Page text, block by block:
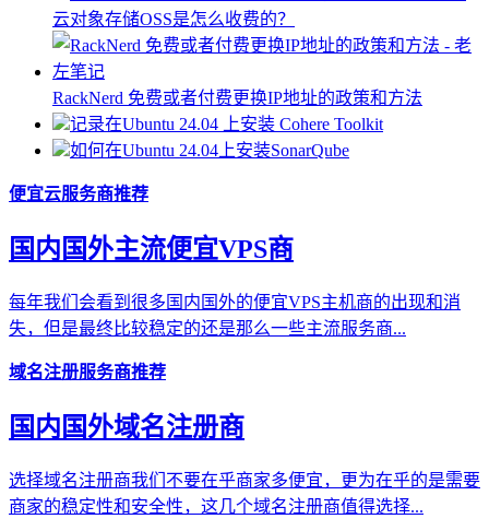
云对象存储OSS是怎么收费的？
RackNerd 免费或者付费更换IP地址的政策和方法
记录在Ubuntu 24.04 上安装 Cohere Toolkit
如何在Ubuntu 24.04上安装SonarQube
便宜云服务商推荐
国内国外主流便宜VPS商
每年我们会看到很多国内国外的便宜VPS主机商的出现和消
失，但是最终比较稳定的还是那么一些主流服务商...
域名注册服务商推荐
国内国外域名注册商
选择域名注册商我们不要在乎商家多便宜，更为在乎的是需要
商家的稳定性和安全性，这几个域名注册商值得选择...